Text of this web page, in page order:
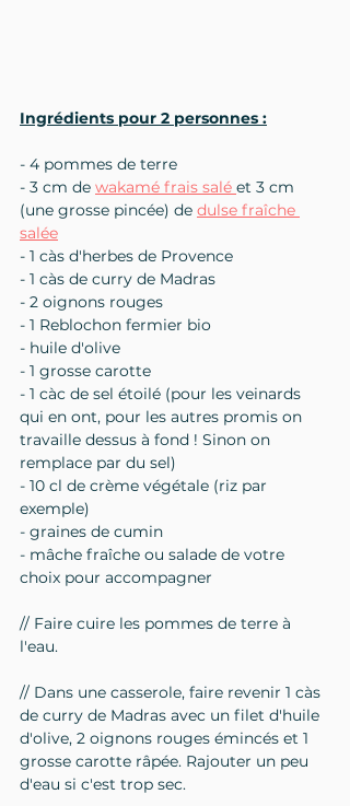
Ingrédients pour 2 personnes :
- 4 pommes de terre
- 3 cm de wakamé frais salé et 3 cm
(une grosse pincée) de dulse fraîche
salée
- 1 càs d'herbes de Provence
- 1 càs de curry de Madras
- 2 oignons rouges
- 1 Reblochon fermier bio
- huile d'olive
- 1 grosse carotte
- 1 càc de sel étoilé (pour les veinards
qui en ont, pour les autres promis on
travaille dessus à fond ! Sinon on
remplace par du sel)
- 10 cl de crème végétale (riz par
exemple)
- graines de cumin
- mâche fraîche ou salade de votre
choix pour accompagner
// Faire cuire les pommes de terre à
l'eau.
// Dans une casserole, faire revenir 1 càs
de curry de Madras avec un filet d'huile
d'olive, 2 oignons rouges émincés et 1
grosse carotte râpée. Rajouter un peu
d'eau si c'est trop sec.